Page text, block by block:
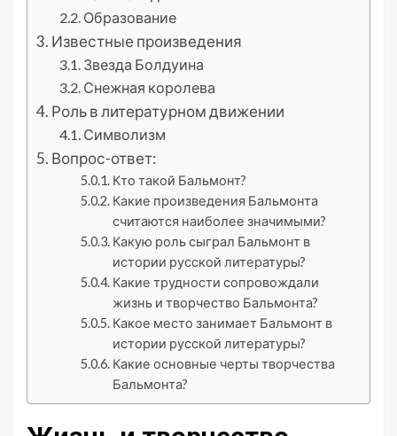
Образование
Известные произведения
Звезда Болдуина
Снежная королева
Роль в литературном движении
Символизм
Вопрос-ответ:
Кто такой Бальмонт?
Какие произведения Бальмонта
считаются наиболее значимыми?
Какую роль сыграл Бальмонт в
истории русской литературы?
Какие трудности сопровождали
жизнь и творчество Бальмонта?
Какое место занимает Бальмонт в
истории русской литературы?
Какие основные черты творчества
Бальмонта?